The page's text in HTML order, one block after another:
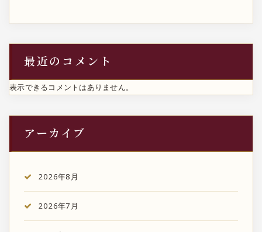
最近のコメント
表示できるコメントはありません。
アーカイブ
2026年8月
2026年7月